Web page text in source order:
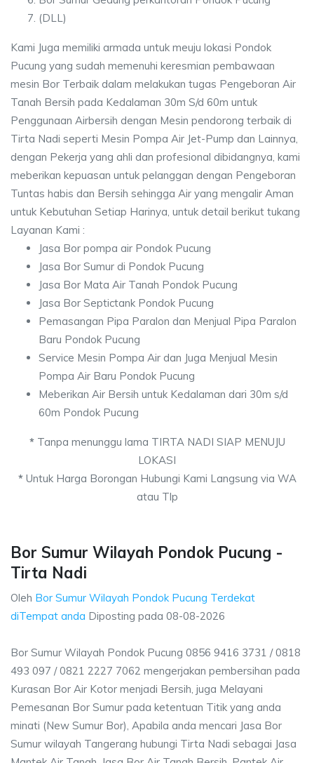
(DLL)
Kami Juga memiliki armada untuk meuju lokasi Pondok
Pucung yang sudah memenuhi keresmian pembawaan
mesin Bor Terbaik dalam melakukan tugas Pengeboran Air
Tanah Bersih pada Kedalaman 30m S/d 60m untuk
Penggunaan Airbersih dengan Mesin pendorong terbaik di
Tirta Nadi seperti Mesin Pompa Air Jet-Pump dan Lainnya,
dengan Pekerja yang ahli dan profesional dibidangnya, kami
meberikan kepuasan untuk pelanggan dengan Pengeboran
Tuntas habis dan Bersih sehingga Air yang mengalir Aman
untuk Kebutuhan Setiap Harinya, untuk detail berikut tukang
Layanan Kami :
Jasa Bor pompa air Pondok Pucung
Jasa Bor Sumur di Pondok Pucung
Jasa Bor Mata Air Tanah Pondok Pucung
Jasa Bor Septictank Pondok Pucung
Pemasangan Pipa Paralon dan Menjual Pipa Paralon
Baru Pondok Pucung
Service Mesin Pompa Air dan Juga Menjual Mesin
Pompa Air Baru Pondok Pucung
Meberikan Air Bersih untuk Kedalaman dari 30m s/d
60m Pondok Pucung
*Tanpa menunggu lama TIRTA NADI SIAP MENUJU
LOKASI
*Untuk Harga Borongan Hubungi Kami Langsung via WA
atau Tlp
Bor Sumur Wilayah Pondok Pucung -
Tirta Nadi
Oleh Bor Sumur Wilayah Pondok Pucung Terdekat
diTempat anda Diposting pada 08-08-2026
Bor Sumur Wilayah Pondok Pucung 0856 9416 3731 / 0818
493 097 / 0821 2227 7062 mengerjakan pembersihan pada
Kurasan Bor Air Kotor menjadi Bersih, juga Melayani
Pemesanan Bor Sumur pada ketentuan Titik yang anda
minati (New Sumur Bor), Apabila anda mencari Jasa Bor
Sumur wilayah Tangerang hubungi Tirta Nadi sebagai Jasa